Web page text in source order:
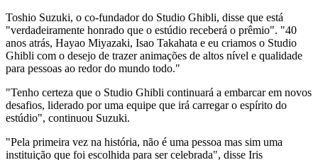
Toshio Suzuki, o co-fundador do Studio Ghibli, disse que está
"verdadeiramente honrado que o estúdio receberá o prêmio". "40
anos atrás, Hayao Miyazaki, Isao Takahata e eu criamos o Studio
Ghibli com o desejo de trazer animações de altos nível e qualidade
para pessoas ao redor do mundo todo."
"Tenho certeza que o Studio Ghibli continuará a embarcar em novos
desafios, liderado por uma equipe que irá carregar o espírito do
estúdio", continuou Suzuki.
"Pela primeira vez na história, não é uma pessoa mas sim uma
instituição que foi escolhida para ser celebrada", disse Iris